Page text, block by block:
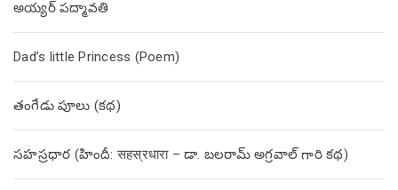
అయ్యర్ పద్మావతి
Dad’s little Princess (Poem)
తంగేడు పూలు (క‌థ‌)
సహస్రధార (హిందీ: सहस्रधारा – డా. బలరామ్ అగ్రవాల్ గారి కథ)